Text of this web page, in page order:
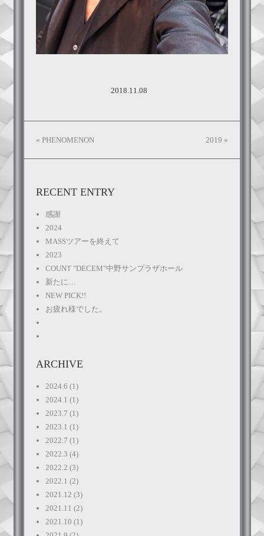
2018.11.08
« PHENOMENON 2019 »
RECENT ENTRY
感謝
2024
MASSツアーを終えて
2023
COUNT "DECEM"中野サンプラザホール
新たに…
NEW PICK!!
お疲れ様でした。
ARCHIVE
2024.6 (1)
2024.1 (1)
2023.7 (1)
2023.1 (1)
2022.7 (1)
2022.3 (4)
2022.2 (3)
2022.1 (2)
2021.12 (3)
2021.11 (2)
2021.10 (1)